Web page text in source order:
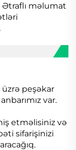
məlumat
peşəkar
var.
etməlisiniz və
sifarişinizi